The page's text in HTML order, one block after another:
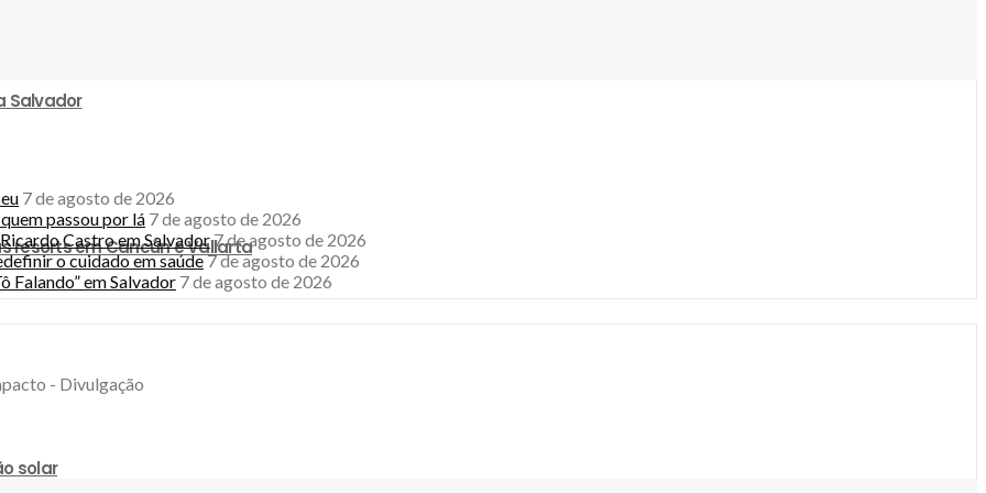
Salvador
resorts em Cancún e Vallarta
solar
7 de agosto de 2026
passou por lá 7 de agosto de 2026
Castro em Salvador 7 de agosto de 2026
o cuidado em saúde7 de agosto de 2026
Falando” em Salvador 7 de agosto de 2026